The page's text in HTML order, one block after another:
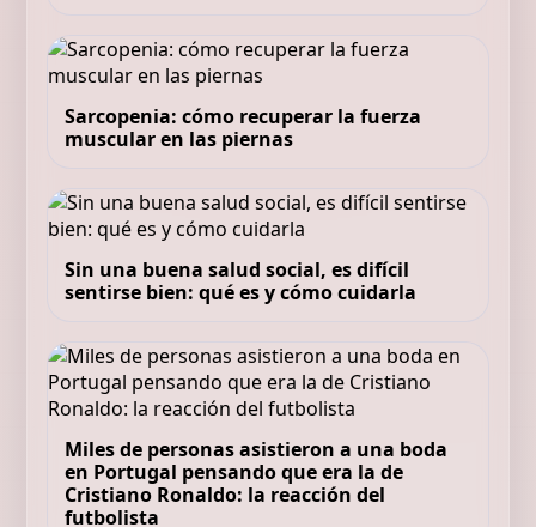
Sarcopenia: cómo recuperar la fuerza
muscular en las piernas
Sin una buena salud social, es difícil
sentirse bien: qué es y cómo cuidarla
Miles de personas asistieron a una boda
en Portugal pensando que era la de
Cristiano Ronaldo: la reacción del
futbolista